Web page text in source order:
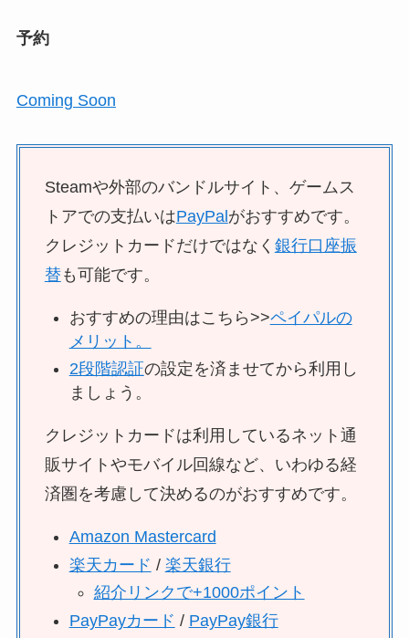
予約
Coming Soon
Steamや外部のバンドルサイト、ゲームス
トアでの支払いはPayPal がおすすめです。
クレジットカードだけではなく 銀行口座振
替も可能です。
おすすめの理由はこちら>>ペイパルの
メリット。
2段階認証の設定を済ませてから利用し
ましょう。
クレジットカードは利用しているネット通
販サイトやモバイル回線など、いわゆる経
済圏を考慮して決めるのがおすすめです。
Amazon Mastercard
楽天カード / 楽天銀行
紹介リンクで+1000ポイント
PayPayカード / PayPay銀行